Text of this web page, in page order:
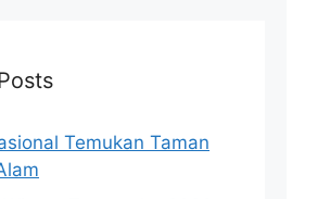
Temukan Taman